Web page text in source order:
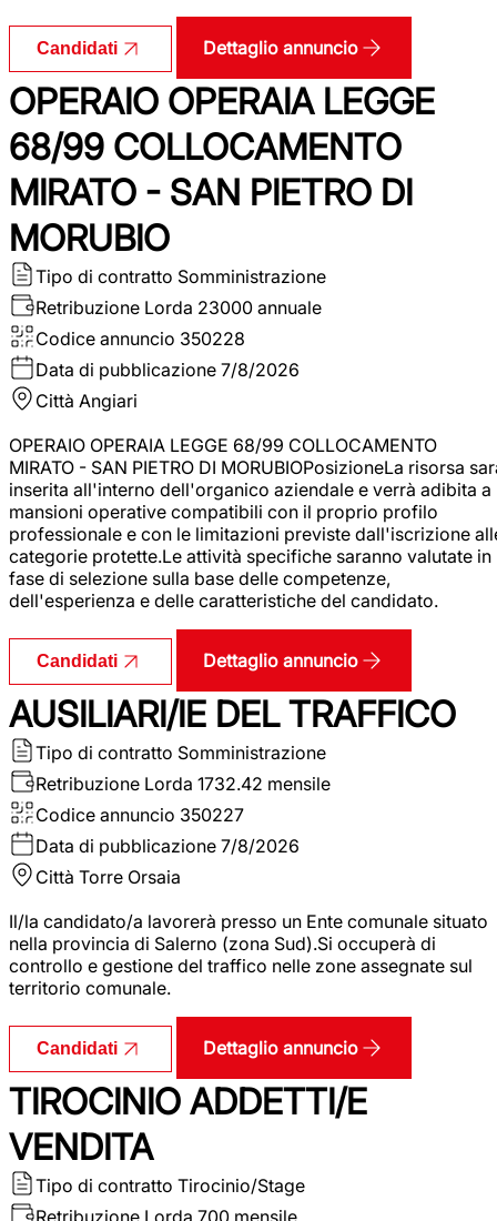
Candidati Dettaglio annuncio
OPERAIO OPERAIA LEGGE
68/99 COLLOCAMENTO
MIRATO - SAN PIETRO DI
MORUBIO
Tipo di contratto Somministrazione
Retribuzione Lorda 23000 annuale
Codice annuncio 350228
Data di pubblicazione 7/8/2026
Città Angiari
OPERAIO OPERAIA LEGGE 68/99 COLLOCAMENTO
MIRATO - SAN PIETRO DI MORUBIOPosizioneLa risorsa
inserita all'interno dell'organico aziendale e verrà adibita a
mansioni operative compatibili con il proprio profilo
professionale e con le limitazioni previste dall'iscrizione
categorie protette.Le attività specifiche saranno valutate in
fase di selezione sulla base delle competenze,
dell'esperienza e delle caratteristiche del candidato.
Candidati Dettaglio annuncio
AUSILIARI/IE DEL TRAFFICO
Tipo di contratto Somministrazione
Retribuzione Lorda 1732.42 mensile
Codice annuncio 350227
Data di pubblicazione 7/8/2026
Città Torre Orsaia
Il/la candidato/a lavorerà presso un Ente comunale situato
nella provincia di Salerno (zona Sud).Si occuperà di
controllo e gestione del traffico nelle zone assegnate sul
territorio comunale.
Candidati Dettaglio annuncio
TIROCINIO ADDETTI/E
VENDITA
Tipo di contratto Tirocinio/Stage
Retribuzione Lorda 700 mensile